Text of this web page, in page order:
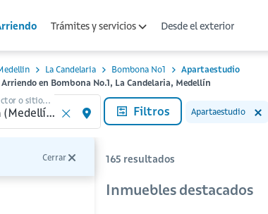
Trámites y servicios Desde el exterior
La Candelaria Bombona No1
Apartaestudio
en Bombona No.1, La Candelaria, Medellín
o sitio...
Filtros Apartaestudio
Cerrar 165 resultados
Inmuebles destacados